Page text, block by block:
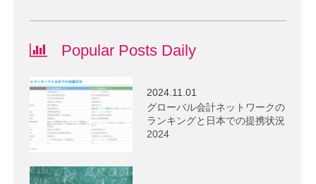
Popular Posts Daily
2024.11.01
グローバル会計ネットワークの
ランキングと日本での提携状況
2024